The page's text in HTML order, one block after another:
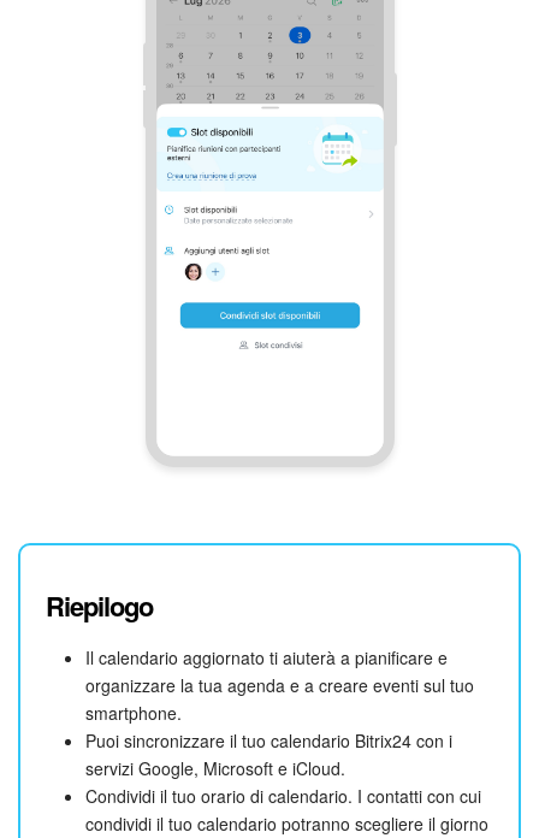
Riepilogo
Il calendario aggiornato ti aiuterà a pianificare e
organizzare la tua agenda e a creare eventi sul tuo
smartphone.
Puoi sincronizzare il tuo calendario Bitrix24 con i
servizi Google, Microsoft e iCloud.
Condividi il tuo orario di calendario. I contatti con cui
condividi il tuo calendario potranno scegliere il giorno